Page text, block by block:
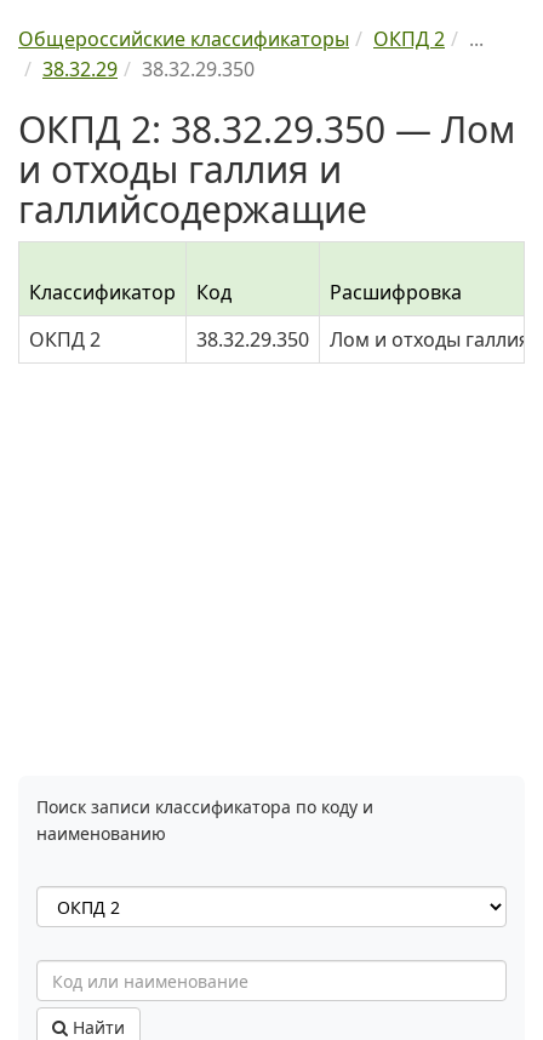
Общероссийские классификаторы ОКПД 2
...
38.32.29
38.32.29.350
ОКПД 2: 38.32.29.350 — Лом
и отходы галлия и
галлийсодержащие
Классификатор Код
Расшифровка
ОКПД 2
38.32.29.350 Лом и отходы галлия
Поиск записи классификатора по коду и
наименованию
Найти